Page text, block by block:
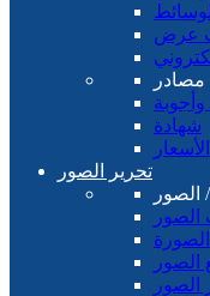
مصادر
وأجوبة
شهادة
تحرير الصور
الصور
الصور